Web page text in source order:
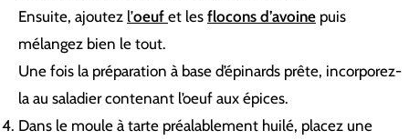
Ensuite, ajoutez l’oeuf et les flocons d’avoine puis
mélangez bien le tout.
Une fois la préparation à base d’épinards prête, incorporez-
la au saladier contenant l’oeuf aux épices.
Dans le moule à tarte préalablement huilé, placez une